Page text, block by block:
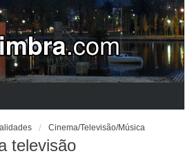
Cinema/Televisão/Música
televisão